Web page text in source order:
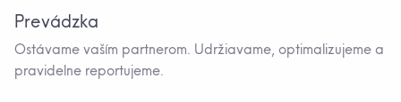
Prevádzka
Ostávame vaším partnerom. Udržiavame, optimalizujeme a
pravidelne reportujeme.